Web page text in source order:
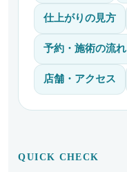
仕上がりの見方
予約・施術の流れ
店舗・アクセス
QUICK CHECK